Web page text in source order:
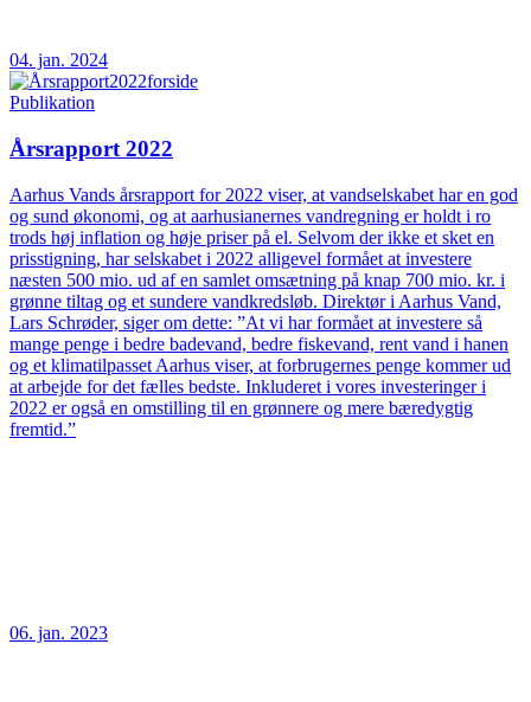
04. jan. 2024
Publikation
Årsrapport 2022
Aarhus Vands årsrapport for 2022 viser, at vandselskabet har en god
og sund økonomi, og at aarhusianernes vandregning er holdt i ro
trods høj inflation og høje priser på el. Selvom der ikke et sket en
prisstigning, har selskabet i 2022 alligevel formået at investere
næsten 500 mio. ud af en samlet omsætning på knap 700 mio. kr. i
grønne tiltag og et sundere vandkredsløb. Direktør i Aarhus Vand,
Lars Schrøder, siger om dette: ”At vi har formået at investere så
mange penge i bedre badevand, bedre fiskevand, rent vand i hanen
og et klimatilpasset Aarhus viser, at forbrugernes penge kommer ud
at arbejde for det fælles bedste. Inkluderet i vores investeringer i
2022 er også en omstilling til en grønnere og mere bæredygtig
fremtid.”
06. jan. 2023